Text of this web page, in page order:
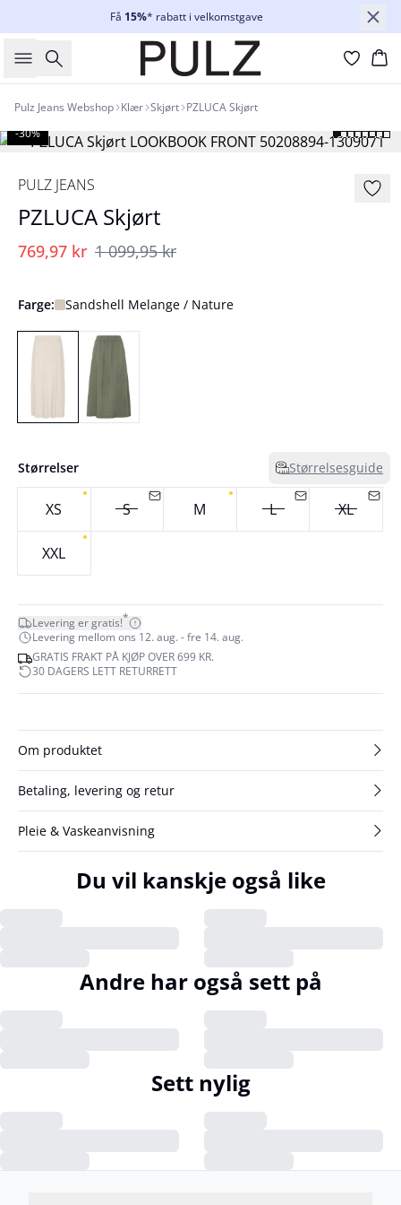
Få 15%* rabatt i velkomstgave
Søk
Pulz Jeans Webshop Klær Skjørt PZLUCA Skjørt
-30%
PULZ JEANS
PZLUCA Skjørt
769,97 kr 1 099,95 kr
Farge: Sandshell Melange / Nature
Størrelser Størrelsesguide
XS S M L XL
XXL
Levering er gratis!*
Levering mellom ons 12. aug. - fre 14. aug.
GRATIS FRAKT PÅ KJØP OVER 699 KR.
30 DAGERS LETT RETURRETT
Om produktet
Betaling, levering og retur
Pleie & Vaskeanvisning
Du vil kanskje også like
Andre har også sett på
Sett nylig